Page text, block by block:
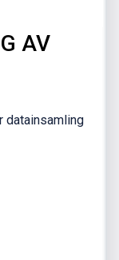
AV
datainsamling